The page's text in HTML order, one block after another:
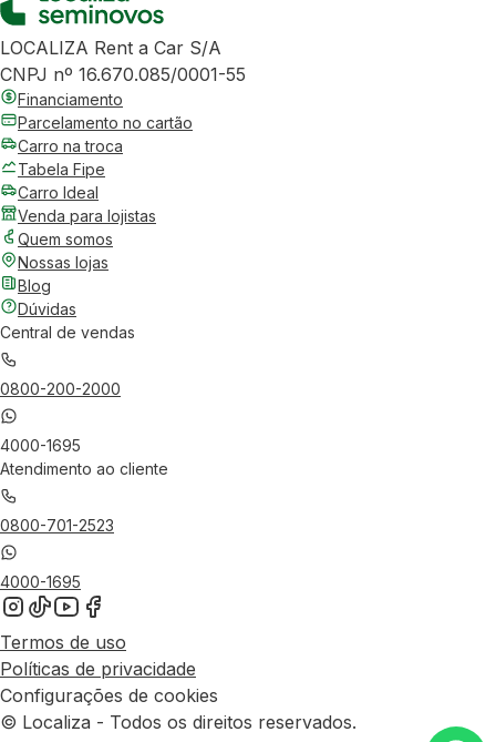
LOCALIZA Rent a Car S/A
CNPJ nº 16.670.085/0001-55
Financiamento
Parcelamento no cartão
Carro na troca
Tabela Fipe
Carro Ideal
Venda para lojistas
Quem somos
Nossas lojas
Blog
Dúvidas
Central de vendas
0800-200-2000
4000-1695
Atendimento ao cliente
0800-701-2523
4000-1695
Termos de uso
Políticas de privacidade
Configurações de cookies
© Localiza - Todos os direitos reservados.